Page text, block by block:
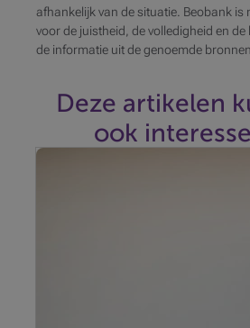
afhankelijk van de situatie. Beobank is
voor de juistheid, de volledigheid en de
de informatie uit de genoemde bronnen.
Deze artikelen
ook
De verschuiving naar groenere